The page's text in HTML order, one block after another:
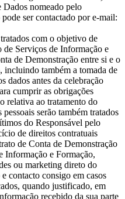
Dados nomeado pelo
ser contactado por e-mail:
com o objetivo de
de Serviços de Informação e
de Demonstração entre si e o
incluindo também a tomada de
dados antes da celebração
cumprir as obrigações
relativa ao tratamento do
serão também tratados
do Responsável pelo
de direitos contratuais
de Conta de Demonstração
Informação e Formação,
ou marketing direto do
contacto consigo em casos
quando justificado, em
recebido da sua parte